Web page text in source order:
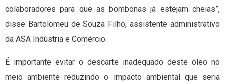
colaboradores para que as bombonas já estejam cheias”,
disse Bartolomeu de Souza Filho, assistente administrativo
da ASA Indústria e Comércio.
É importante evitar o descarte inadequado deste óleo no
meio ambiente reduzindo o impacto ambiental que seria